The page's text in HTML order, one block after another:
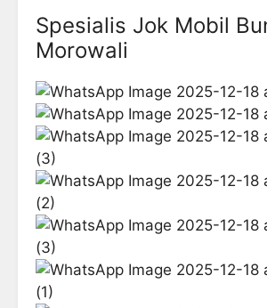
Spesialis Jok Mobil
Morowali